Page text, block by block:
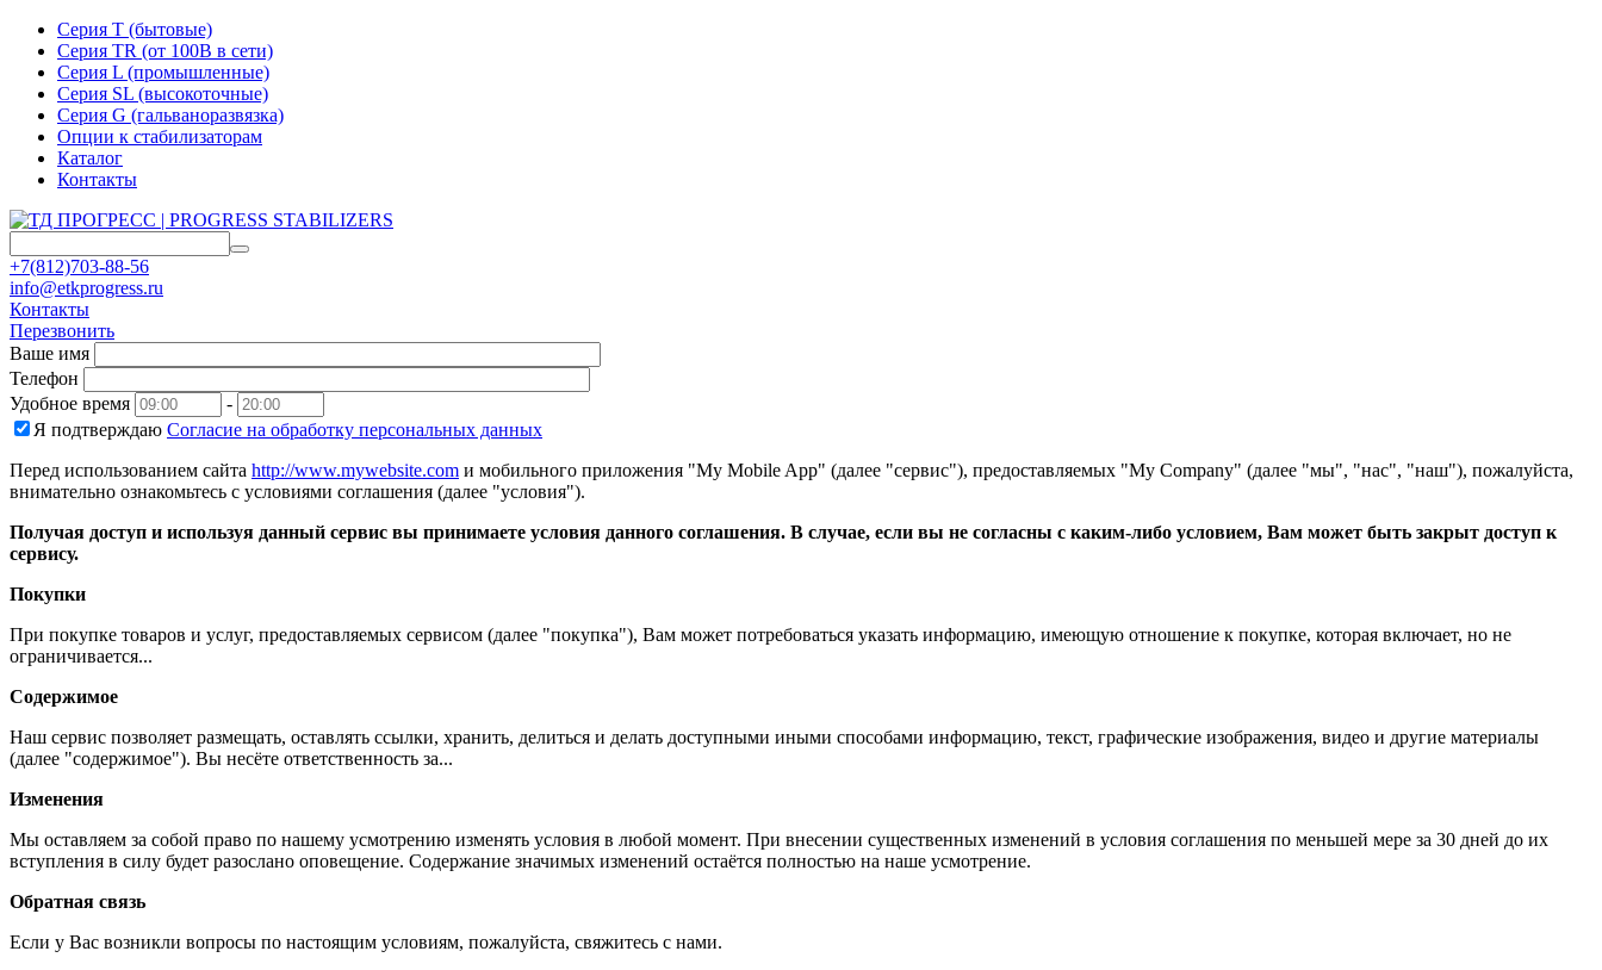
Серия T (бытовые)
Серия TR (от 100В в сети)
Серия L (промышленные)
Серия SL (высокоточные)
Серия G (гальваноразвязка)
Опции к стабилизаторам
Каталог
Контакты
+7(812)703-88-56
info@etkprogress.ru
Контакты
Перезвонить
Ваше имя
Телефон
Удобное время
-
Я подтверждаю Согласие на обработку персональных данных
Перед использованием сайта http://www.mywebsite.com и мобильного приложения "My Mobile App" (далее "сервис"), предоставляемых "My Company" (далее "мы", "нас", "наш"), пожалуйста,
внимательно ознакомьтесь с условиями соглашения (далее "условия").
Получая доступ и используя данный сервис вы принимаете условия данного соглашения. В случае, если вы не согласны с каким-либо условием, Вам может быть закрыт доступ к
сервису.
Покупки
При покупке товаров и услуг, предоставляемых сервисом (далее "покупка"), Вам может потребоваться указать информацию, имеющую отношение к покупке, которая включает, но не
ограничивается...
Содержимое
Наш сервис позволяет размещать, оставлять ссылки, хранить, делиться и делать доступными иными способами информацию, текст, графические изображения, видео и другие материалы
(далее "содержимое"). Вы несёте ответственность за...
Изменения
Мы оставляем за собой право по нашему усмотрению изменять условия в любой момент. При внесении существенных изменений в условия соглашения по меньшей мере за 30 дней до их
вступления в силу будет разослано оповещение. Содержание значимых изменений остаётся полностью на наше усмотрение.
Обратная связь
Если у Вас возникли вопросы по настоящим условиям, пожалуйста, свяжитесь с нами.